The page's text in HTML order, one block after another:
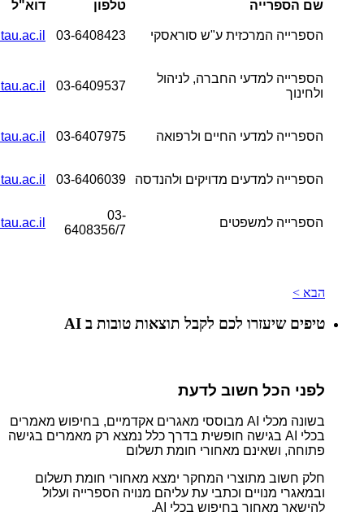
שם הספרייה טלפון דוא"ל
הספרייה המרכזית ע"ש סוראסקי 03-6408423
הספרייה למדעי החברה, לניהול
ולחינוך
03-6409537
הספרייה למדעי החיים ולרפואה 03-6407975
הספרייה למדעים מדויקים ולהנדסה 03-6406039
הספרייה למשפטים
03-
6408356/7
הבא >
טיפים שיעזרו לכם לקבל תוצאות טובות ב AI
לפני הכל חשוב לדעת
בשונה מכלי AI מבוססי מאגרים אקדמיים, בחיפוש מאמרים
בכלי AI בגישה חופשית בדרך כלל נמצא רק מאמרים בגישה
פתוחה, ושאינם מאחורי חומת תשלום
חלק חשוב מתוצרי המחקר ימצא מאחורי חומת תשלום
ובמאגרי מנויים וכתבי עת עליהם מנויה הספרייה ועלול
להישאר מאחור בחיפוש בכלי AI.